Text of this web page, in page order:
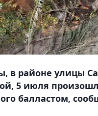
в районе улицы
5 июля
балластом,